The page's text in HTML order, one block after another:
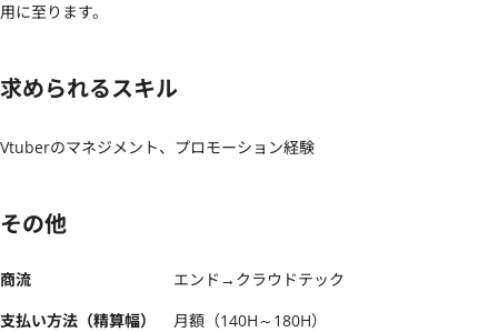
用に至ります。
求められるスキル
Vtuberのマネジメント、プロモーション経験
その他
商流
エンド→クラウドテック
支払い方法（精算幅）
月額（140H～180H）